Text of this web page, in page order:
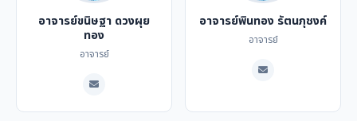
อาจารย์ขนิษฐา ดวงผุย
ทอง
อาจารย์
อาจารย์พินทอง รัตนภุชงค์
อาจารย์